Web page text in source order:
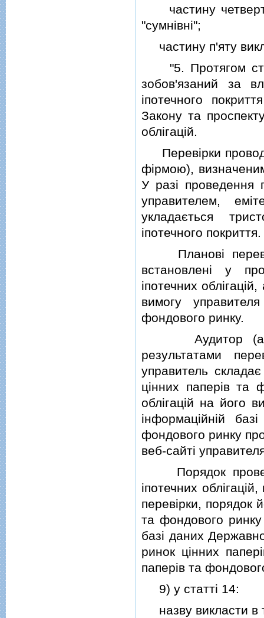
частину
"сумнiвнi";
частину п'яту
"5. Протягом
зобов'язаний за
iпотечного
Закону та
облiгацiй.
Перевiрки
фiрмою),
У разi проведення
управителем,
укладається
iпотечного покриття.
Плановi
встановленi у
iпотечних
вимогу
фондового ринку.
Аудитор
результатами
управитель
цiнних паперiв та
облiгацiй на його
iнформацiйнiй
фондового ринку
веб-сайтi
Порядок
iпотечних облiгацiй,
перевiрки, порядок
та фондового
базi даних
ринок цiнних
паперiв та
9) у статтi 14:
назву викласти в